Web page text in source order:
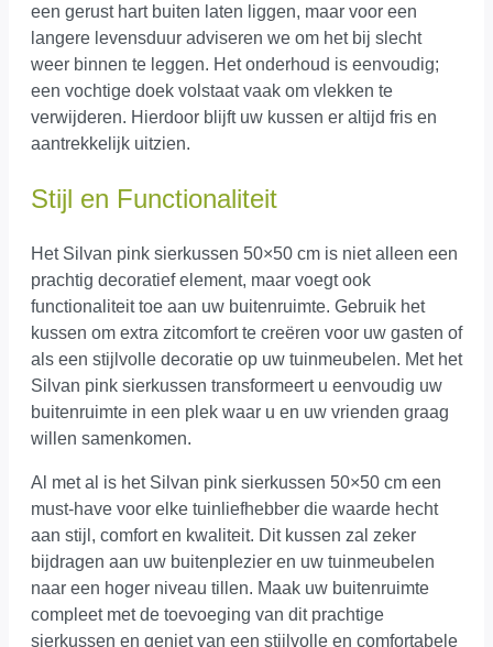
een gerust hart buiten laten liggen, maar voor een
langere levensduur adviseren we om het bij slecht
weer binnen te leggen. Het onderhoud is eenvoudig;
een vochtige doek volstaat vaak om vlekken te
verwijderen. Hierdoor blijft uw kussen er altijd fris en
aantrekkelijk uitzien.
Stijl en Functionaliteit
Het Silvan pink sierkussen 50×50 cm is niet alleen een
prachtig decoratief element, maar voegt ook
functionaliteit toe aan uw buitenruimte. Gebruik het
kussen om extra zitcomfort te creëren voor uw gasten of
als een stijlvolle decoratie op uw tuinmeubelen. Met het
Silvan pink sierkussen transformeert u eenvoudig uw
buitenruimte in een plek waar u en uw vrienden graag
willen samenkomen.
Al met al is het Silvan pink sierkussen 50×50 cm een
must-have voor elke tuinliefhebber die waarde hecht
aan stijl, comfort en kwaliteit. Dit kussen zal zeker
bijdragen aan uw buitenplezier en uw tuinmeubelen
naar een hoger niveau tillen. Maak uw buitenruimte
compleet met de toevoeging van dit prachtige
sierkussen en geniet van een stijlvolle en comfortabele